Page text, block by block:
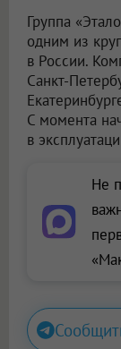
Группа
одним из
в России.
Санкт-
С момента
в
Не